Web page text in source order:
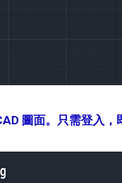
圖面。只需登入